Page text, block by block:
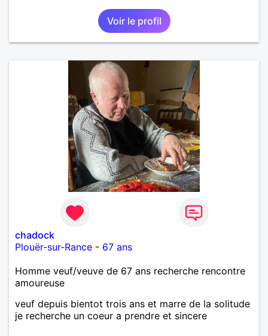
Voir le profil
chadock
Plouër-sur-Rance - 67 ans
Homme veuf/veuve de 67 ans recherche rencontre
amoureuse
veuf depuis bientot trois ans et marre de la solitude
je recherche un coeur a prendre et sincere